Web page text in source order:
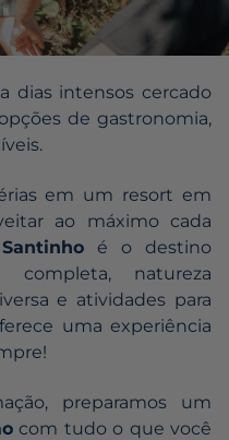
dias intensos cercado
de gastronomia,
em um resort em
ao máximo cada
é o destino
completa, natureza
e atividades para
uma experiência
preparamos um
com tudo o que você